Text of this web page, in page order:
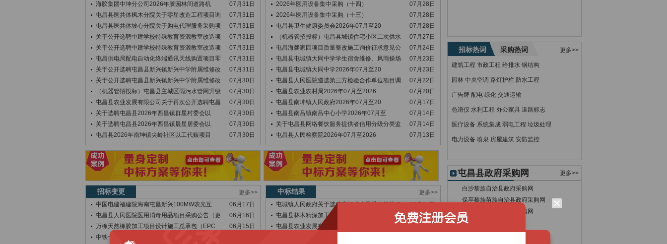
海胶集团中坤分公司2026年胶园林间道路机
07月31日
屯昌县医共体枫木分院关于零星改造工程项目询
07月31日
屯昌县医共体坡心分院关于购电代理服务采购项
07月31日
关于公开选聘中建学校特殊教育资源教室改造项
07月31日
关于公开选聘中建学校特殊教育资源教室改造项
07月31日
屯昌供电局配电自动化终端通讯天线购置项目零
07月31日
关于公开选聘屯昌县新兴镇新兴中学附属维修改
07月31日
关于公开选聘屯昌县新兴镇新兴中学附属维修改
07月30日
（机器管招投标）屯昌县主城区雨污水管网升级
07月30日
屯昌县农业发展有限公司关于再次公开选聘屯昌
07月30日
关于选聘屯昌县2026年西昌镇群星村委会以
07月30日
关于选聘屯昌县2026年西昌镇晨星居委会以
07月30日
屯昌县2026年南坤镇尖岭社区以工代赈项目
07月30日
2026年医用设备集中采购（十四）
07月28日
2026年医用设备集中采购（十三）
07月28日
屯昌县卫生健康委员会2026年07月至20
07月28日
（机器管招投标）屯昌县城镇住宅小区二次供水
07月27日
屯昌海馨家园项目质量整改施工询价征求意见公
07月24日
屯昌县屯城镇大同中学学生宿舍维修、风雨操场
07月23日
屯昌县屯城镇大同中学2026年07月至20
07月23日
屯昌县人民医院遴选第三方检验合作单位项目调
07月22日
屯昌县农业农村局2026年07月至2026
07月20日
屯昌县南坤镇人民政府2026年07月至20
07月17日
屯昌县南吕镇南吕中心小学2026年07月至
07月14日
关于屯昌县网络餐饮服务提供者信用分级分类监
07月14日
屯昌县人民检察院2026年07月至2026
07月13日
招标变更
更多>>
中国电建福建院海南屯昌新兴100MW农光互
06月17日
屯昌县人民医院医用消毒用品项目采购公告（更
06月16日
万橡天然橡胶加工项目设计施工总承包（EPC
06月15日
中铁十五局集团有限公司环热带雨林国家公园旅
中标结果
更多>>
屯城镇人民政府关于选聘高标准农田维修管护项
08月04日
屯昌县林木精深加工产业区6号地块配套规划道
08月04日
屯昌县农业发展有限公司关于公开选聘屯昌珍稀
更多>>
招标热词 采购热词
建筑工程 市政工程 给排水 钢结构
园林 中央空调 路灯护栏 防水工程
广告牌 配电 绿化 交通运输
色谱仪 水利工程 办公家具 道路标志
医疗设备 系统集成 弱电工程 垃圾处理
电力设备 喷泉 房屋建筑 安防监控
屯昌县政府采购网 更多>>
白沙黎族自治县政府采购网
保亭黎族苗族自治县政府采购网
昌江黎族自治县政府采购网
澄迈县政府采购网
定安县政府采购网